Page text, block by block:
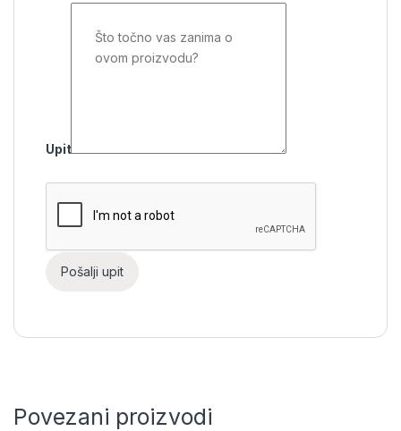
Upit
Povezani proizvodi